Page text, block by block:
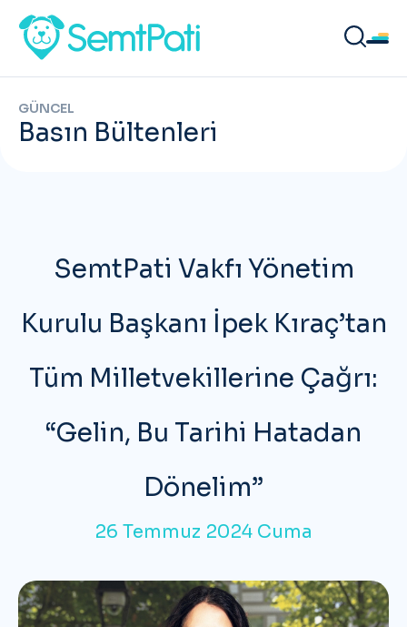
GÜNCEL
Basın Bültenleri
SemtPati Vakfı Yönetim
Kurulu Başkanı İpek Kıraç’tan
Tüm Milletvekillerine Çağrı:
“Gelin, Bu Tarihi Hatadan
Dönelim”
26 Temmuz 2024 Cuma